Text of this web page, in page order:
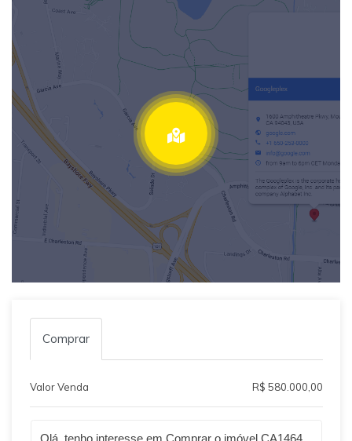
Comprar
Valor Venda R$ 580.000,00